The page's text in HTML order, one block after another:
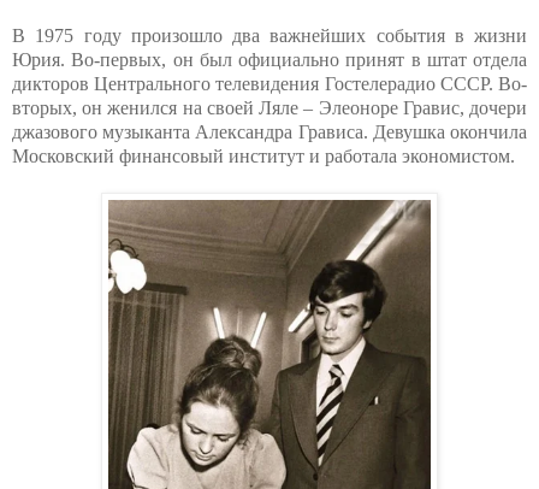
В 1975 году произошло два важнейших события в жизни
Юрия. Во-первых, он был официально принят в штат отдела
дикторов Центрального телевидения Гостелерадио СССР. Во-
вторых, он женился на своей Ляле – Элеоноре Гравис, дочери
джазового музыканта Александра Грависа. Девушка окончила
Московский финансовый институт и работала экономистом.